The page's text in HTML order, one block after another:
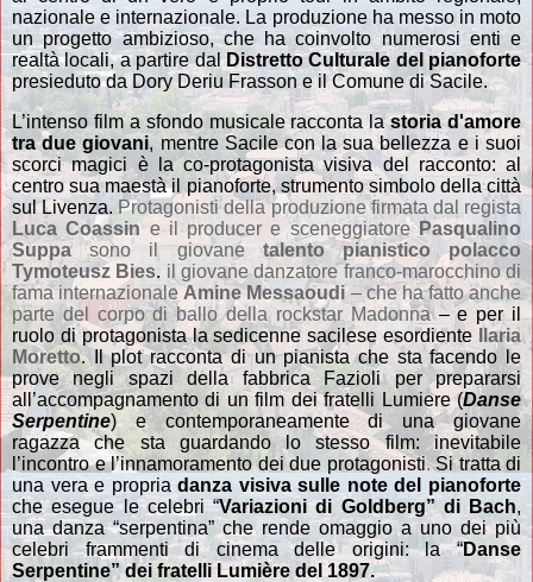
nazionale e internazionale. La produzione ha messo in moto
un progetto ambizioso, che ha coinvolto numerosi enti e
realtà locali, a partire dalDistretto Culturale del pianoforte
presieduto da Dory Deriu Frasson e il Comune di Sacile.
L’intenso film a sfondo musicale racconta lastoria d'amore
tra due giovani, mentre Sacile con la sua bellezza e i suoi
scorci magici è la co-protagonista visiva del racconto: al
centro sua maestà il pianoforte, strumento simbolo della città
sul Livenza.Protagonisti della produzione firmata dal regista
Luca Coassine il producer e sceneggiatorePasqualino
Suppasono il giovanetalento pianistico polacco
Tymoteusz Bies. il giovane danzatore franco-marocchino di
fama internazionaleAmine Messaoudi– che ha fatto anche
parte del corpo di ballo della rockstar Madonna– e per il
ruolo di protagonista la sedicenne sacilese esordiente Ilaria
Moretto. Il plot racconta di un pianista che sta facendo le
prove negli spazi della fabbrica Fazioli
per prepararsi
all’accompagnamento di un film dei fratelli Lumiere (Danse
Serpentine) e contemporaneamente di una giovane
ragazza che sta guardando lo stesso film: inevitabile
l’incontro e l’innamoramento dei due protagonisti.Si tratta di
una vera e propriadanza visiva sulle note del pianoforte
che esegue le celebri “Variazioni di Goldberg” di Bach,
una danza “serpentina” che rende omaggio a uno dei più
celebri frammenti di cinema delle origini: la “Danse
Serpentine” dei fratelli Lumière del 1897.